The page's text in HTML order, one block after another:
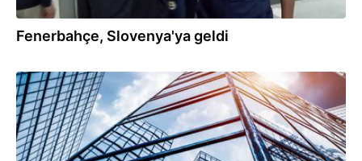
Fenerbahçe, Slovenya'ya geldi
16.08.2023